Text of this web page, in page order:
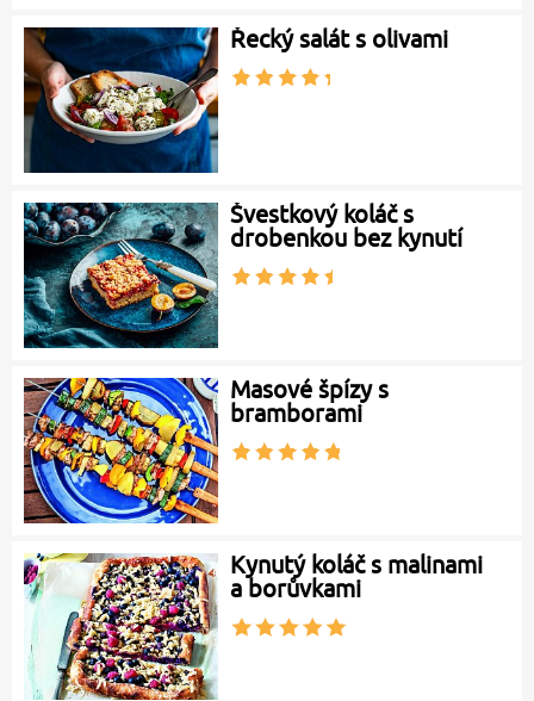
Řecký salát s olivami
Švestkový koláč s
drobenkou bez kynutí
Masové špízy s
bramborami
Kynutý koláč s malinami
a borůvkami